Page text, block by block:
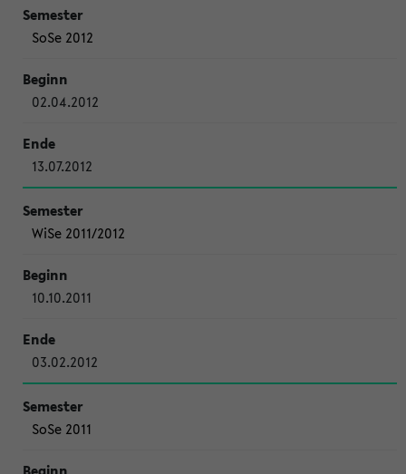
SoSe 2012
02.04.2012
13.07.2012
WiSe 2011/2012
10.10.2011
03.02.2012
SoSe 2011